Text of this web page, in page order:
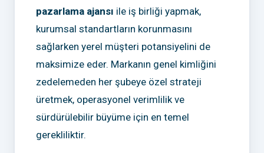
pazarlama ajansı ile iş birliği yapmak,
kurumsal standartların korunmasını
sağlarken yerel müşteri potansiyelini de
maksimize eder. Markanın genel kimliğini
zedelemeden her şubeye özel strateji
üretmek, operasyonel verimlilik ve
sürdürülebilir büyüme için en temel
gerekliliktir.